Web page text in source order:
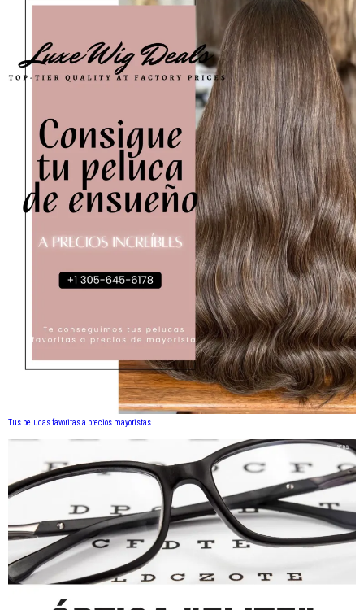
Tus pelucas favoritas a precios mayoristas